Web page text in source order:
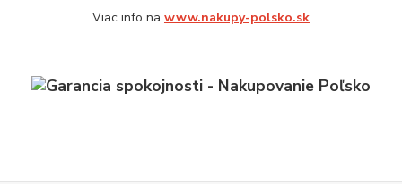
Viac info na www.nakupy-polsko.sk